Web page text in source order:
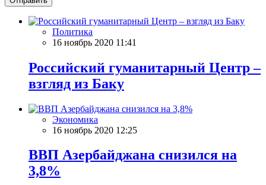
Политика
16 ноябрь 2020 11:41
Российский гуманитарный Центр –
взгляд из Баку
Экономика
16 ноябрь 2020 12:25
ВВП Азербайджана снизился на
3,8%